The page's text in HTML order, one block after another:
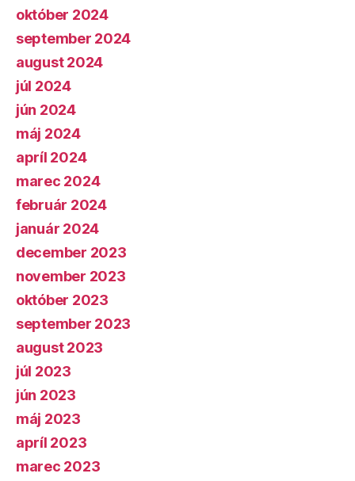
október 2024
september 2024
august 2024
júl 2024
jún 2024
máj 2024
apríl 2024
marec 2024
február 2024
január 2024
december 2023
november 2023
október 2023
september 2023
august 2023
júl 2023
jún 2023
máj 2023
apríl 2023
marec 2023